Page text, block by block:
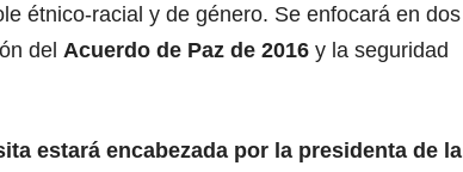
étnico-racial y de género. Se enfocará en dos
del Acuerdo de Paz de 2016 y la seguridad
estará encabezada por la presidenta de la